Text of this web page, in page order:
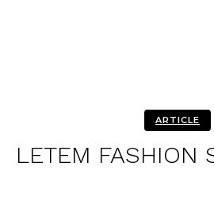
ARTICLE
LETEM FASHION